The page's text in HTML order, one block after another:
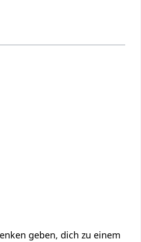
geben, dich zu einem